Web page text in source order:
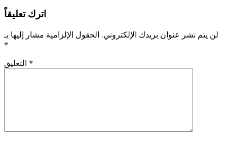
اترك تعليقاً
لن يتم نشر عنوان بريدك الإلكتروني. الحقول الإلزامية مشار إليها بـ
*
*